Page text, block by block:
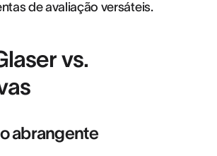
de avaliação versáteis.
vs.
abrangente